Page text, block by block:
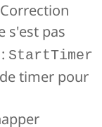
s'est pas
StartTimer
timer pour